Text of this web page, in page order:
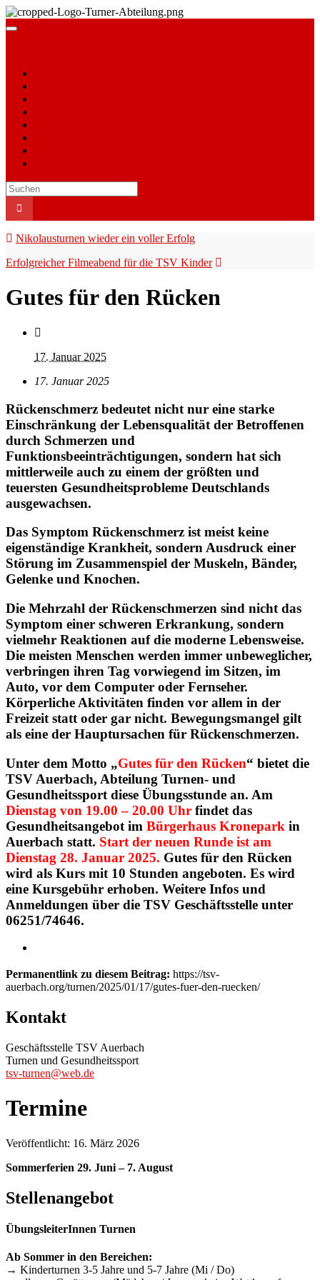
Navigation
Search
for:
Nikolausturnen wieder ein voller Erfolg
Erfolgreicher Filmeabend für die TSV Kinder
Gutes für den Rücken
17. Januar 2025
17. Januar 2025
Rückenschmerz bedeutet nicht nur eine starke
Einschränkung der Lebensqualität der Betroffenen
durch Schmerzen und
Funktionsbeeinträchtigungen, sondern hat sich
mittlerweile auch zu einem der größten und
teuersten Gesundheitsprobleme Deutschlands
ausgewachsen.
Das Symptom Rückenschmerz ist meist keine
eigenständige Krankheit, sondern Ausdruck einer
Störung im Zusammenspiel der Muskeln, Bänder,
Gelenke und Knochen.
Die Mehrzahl der Rückenschmerzen sind nicht das
Symptom einer schweren Erkrankung, sondern
vielmehr Reaktionen auf die moderne Lebensweise.
Die meisten Menschen werden immer unbeweglicher,
verbringen ihren Tag vorwiegend im Sitzen, im
Auto, vor dem Computer oder Fernseher.
Körperliche Aktivitäten finden vor allem in der
Freizeit statt oder gar nicht. Bewegungsmangel gilt
als eine der Hauptursachen für Rückenschmerzen.
Unter dem Motto „Gutes für den Rücken“ bietet die
TSV Auerbach, Abteilung Turnen- und
Gesundheitssport diese Übungsstunde an. Am
Dienstag von 19.00 – 20.00 Uhr findet das
Gesundheitsangebot im Bürgerhaus Kronepark in
Auerbach statt. Start der neuen Runde ist am
Dienstag 28. Januar 2025. Gutes für den Rücken
wird als Kurs mit 10 Stunden angeboten. Es wird
eine Kursgebühr erhoben. Weitere Infos und
Anmeldungen über die TSV Geschäftsstelle unter
06251/74646.
Permanentlink zu diesem Beitrag: https://tsv-
auerbach.org/turnen/2025/01/17/gutes-fuer-den-ruecken/
Kontakt
Geschäftsstelle TSV Auerbach
Turnen und Gesundheitssport
tsv-turnen@web.de
Termine
Veröffentlicht: 16. März 2026
Sommerferien 29. Juni – 7. August
Stellenangebot
ÜbungsleiterInnen Turnen
Ab Sommer in den Bereichen:
→ Kinderturnen 3-5 Jahre und 5-7 Jahre (Mi / Do)